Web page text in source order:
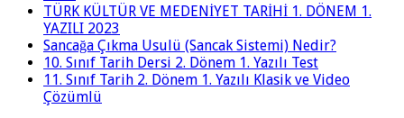
TÜRK KÜLTÜR VE MEDENİYET TARİHİ 1. DÖNEM 1.
YAZILI 2023
Sancağa Çıkma Usulü (Sancak Sistemi) Nedir?
10. Sınıf Tarih Dersi 2. Dönem 1. Yazılı Test
11. Sınıf Tarih 2. Dönem 1. Yazılı Klasik ve Video
Çözümlü